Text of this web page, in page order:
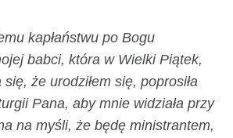
kapłaństwu po Bogu
babci, która w Wielki Piątek,
się, że urodziłem się, poprosiła
Pana, aby mnie widziała przy
na myśli, że będę ministrantem,